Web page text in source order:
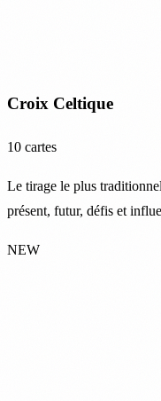
Croix Celtique
10 cartes
Le tirage le plus
présent, futur, défis et
NEW